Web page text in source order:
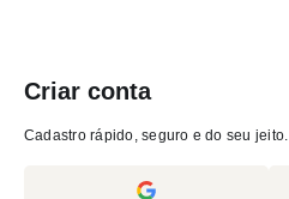
Criar conta
Cadastro rápido, seguro e do seu jeito.